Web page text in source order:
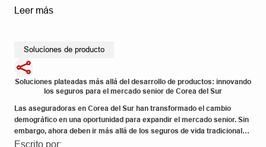
Leer más
Soluciones de producto
Soluciones plateadas más allá del desarrollo de productos: innovando
los seguros para el mercado senior de Corea del Sur
Las aseguradoras en Corea del Sur han transformado el cambio
demográfico en una oportunidad para expandir el mercado senior. Sin
embargo, ahora deben ir más allá de los seguros de vida tradicionales
y ofrecer soluciones personalizadas para cubrir las necesidades a
Escrito por: